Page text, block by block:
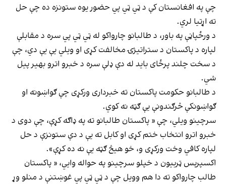
چې په افغانستان کې د ټي ټي پي حضور یوه ستونزه ده چې حل
ته اړتیا لري.
د ورځپاڼې په باور، د طالبانو چارواکو له ټي ټي پي سره د مقابلې
لپاره د پاکستان د ستراتیژۍ مخالفت کړی او ویلي یې یې دي، چې
د سخت چلند پرځای باید له دې ډلې سره د خبرو اترو بهیر پیل
شي.
د طالبانو حکومت پاکستان ته خبرداری ورکړی چې ګواښونه او
ګواښونکې څرګندونې یې ګټه نه کوي.
سرچینو ویلي، چې « پاکستان طالبانو ته په ډاګه کړې، چې دوی د
خبرو اترو انتخاب ختم کړی او کابل ته یې د دې ستونزې د حل
لپاره کافي وخت ورکړی و، خو هیڅ ګټه یې نه ده کړې».
اکسپرېس ټربیون د خپلو سرچینو په حواله وايي، « پاکستان
طالب چارواکو ته دا هم وویل چې د ټي ټي پي غوښتنې د منلو وړ